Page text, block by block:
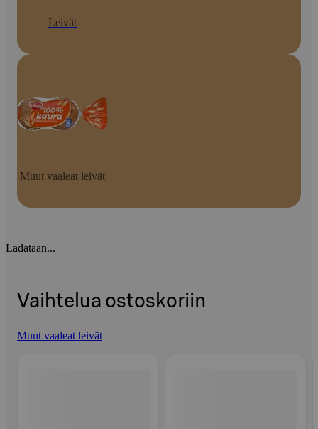
Leivät
Muut vaaleat leivät
Ladataan...
Vaihtelua ostoskoriin
Muut vaaleat leivät